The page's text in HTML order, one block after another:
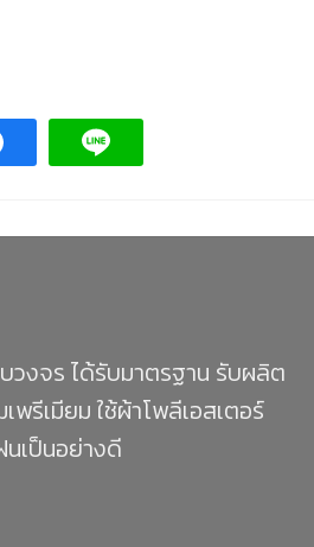
วงจร ได้รับมาตรฐาน รับผลิต
พรีเมียม ใช้ผ้าโพลีเอสเตอร์
เป็นอย่างดี